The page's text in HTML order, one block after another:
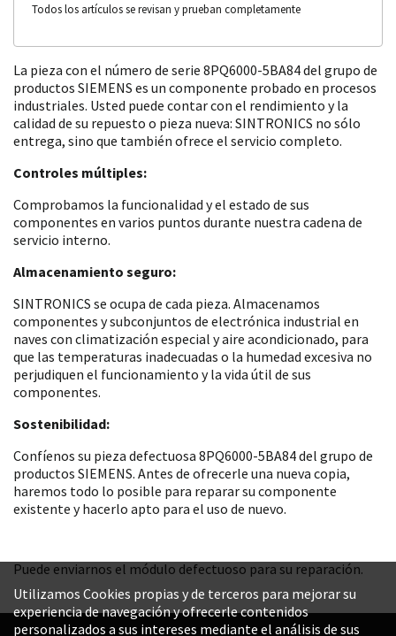
Todos los artículos se revisan y prueban completamente
La pieza con el número de serie 8PQ6000-5BA84 del grupo de
productos SIEMENS es un componente probado en procesos
industriales. Usted puede contar con el rendimiento y la
calidad de su repuesto o pieza nueva: SINTRONICS no sólo
entrega, sino que también ofrece el servicio completo.
Controles múltiples:
Comprobamos la funcionalidad y el estado de sus
componentes en varios puntos durante nuestra cadena de
servicio interno.
Almacenamiento seguro:
SINTRONICS se ocupa de cada pieza. Almacenamos
componentes y subconjuntos de electrónica industrial en
naves con climatización especial y aire acondicionado, para
que las temperaturas inadecuadas o la humedad excesiva no
perjudiquen el funcionamiento y la vida útil de sus
componentes.
Sostenibilidad:
Confíenos su pieza defectuosa 8PQ6000-5BA84 del grupo de
productos SIEMENS. Antes de ofrecerle una nueva copia,
haremos todo lo posible para reparar su componente
existente y hacerlo apto para el uso de nuevo.
Puede enviarnos el módulo defectuoso para su reparación.
Utilizamos Cookies propias y de terceros para mejorar su
experiencia de navegación y ofrecerle contenidos
personalizados a sus intereses mediante el análisis de sus